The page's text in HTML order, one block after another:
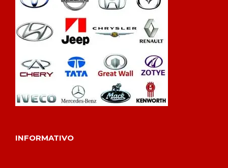
INFORMATIVO